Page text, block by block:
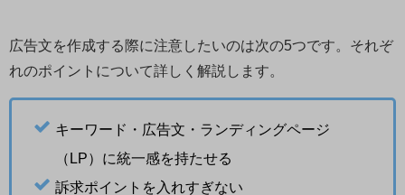
広告文を作成する際に注意したいのは次の5つです。それぞ
れのポイントについて詳しく解説します。
キーワード・広告文・ランディングページ
（LP）に統一感を持たせる
訴求ポイントを入れすぎない